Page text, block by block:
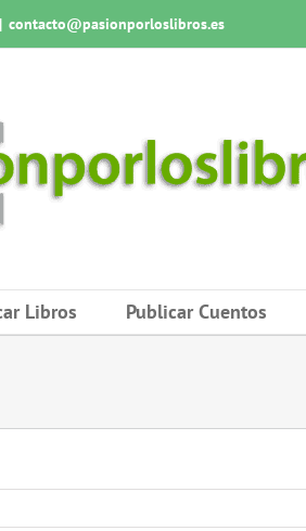
| contacto@pasionporloslibros.es
Libros Publicar Cuentos